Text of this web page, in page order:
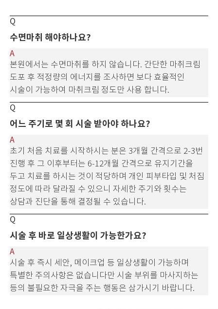
수면마취 해야하나요?
본원에서는 수면마취를 하지 않습니다. 간단한 마취크림
도포 후 적정량의 에너지를 조사하면 보다 효율적인
시술이 가능하여 마취크림 정도만 사용 합니다.
어느 주기로 몇 회 시술 받아야 하나요?
초기 처음 치료를 시작하시는 분은 3개월 간격으로 2-3번
진행 후 그 이후부터는 6-12개월 간격으로 유지기간을
두고 치료를 하시는 것이 적당하며 개인 피부타입 및 처짐
정도에 따라 달라질 수 있으니 자세한 주기와 횟수는
상담과 진단을 통해 결정될 수 있습니다.
시술 후 바로 일상생활이 가능한가요?
시술 후 즉시 세안, 메이크업 등 일상생활이 가능하며
특별한 주의사항은 없습니다만 시술 부위를 마사지하는
등의 불필요한 자극을 주는 행동은 삼가시기 바랍니다.